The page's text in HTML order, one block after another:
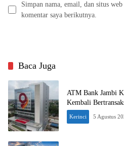
Simpan nama, email, dan situs
komentar saya berikutnya.
Baca Juga
ATM Bank Jambi
Kembali
Kerinci 5 Agustus